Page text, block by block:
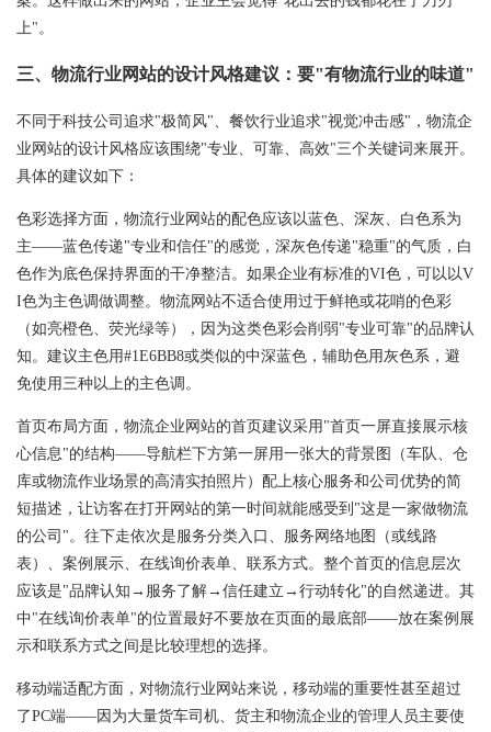
上"。
三、物流行业网站的设计风格建议：要"有物流行业的味道"
不同于科技公司追求"极简风"、餐饮行业追求"视觉冲击感"，物流企
业网站的设计风格应该围绕"专业、可靠、高效"三个关键词来展开。
具体的建议如下：
色彩选择方面，物流行业网站的配色应该以蓝色、深灰、白色系为
主——蓝色传递"专业和信任"的感觉，深灰色传递"稳重"的气质，白
色作为底色保持界面的干净整洁。如果企业有标准的VI色，可以以V
I色为主色调做调整。物流网站不适合使用过于鲜艳或花哨的色彩
（如亮橙色、荧光绿等），因为这类色彩会削弱"专业可靠"的品牌认
知。建议主色用#1E6BB8或类似的中深蓝色，辅助色用灰色系，避
免使用三种以上的主色调。
首页布局方面，物流企业网站的首页建议采用"首页一屏直接展示核
心信息"的结构——导航栏下方第一屏用一张大的背景图（车队、仓
库或物流作业场景的高清实拍照片）配上核心服务和公司优势的简
短描述，让访客在打开网站的第一时间就能感受到"这是一家做物流
的公司"。往下走依次是服务分类入口、服务网络地图（或线路
表）、案例展示、在线询价表单、联系方式。整个首页的信息层次
应该是"品牌认知→服务了解→信任建立→行动转化"的自然递进。其
中"在线询价表单"的位置最好不要放在页面的最底部——放在案例展
示和联系方式之间是比较理想的选择。
移动端适配方面，对物流行业网站来说，移动端的重要性甚至超过
了PC端——因为大量货车司机、货主和物流企业的管理人员主要使